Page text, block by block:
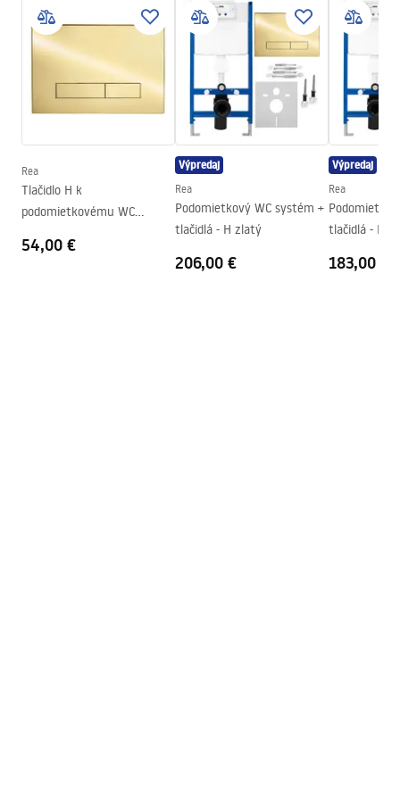
Farba
Biela/Zlatá
Prevedenie
Sanitárna keramika
Dĺžka
490
365
mm
350
Rozstup upevňovacích
skrutiek
Sedadlo v balení Áno, biela
Návod na montáž
Rea
Tlačidlo H k
podomietkovému WC
54,00 €
Výpredaj
Rea
Podomietkový WC systém +
tlačidlá - H zlatý
206,00 €
Výpredaj
Rea
tlačidlá - F
183,00 €